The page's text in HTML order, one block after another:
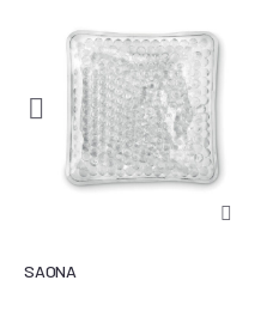
SAONA